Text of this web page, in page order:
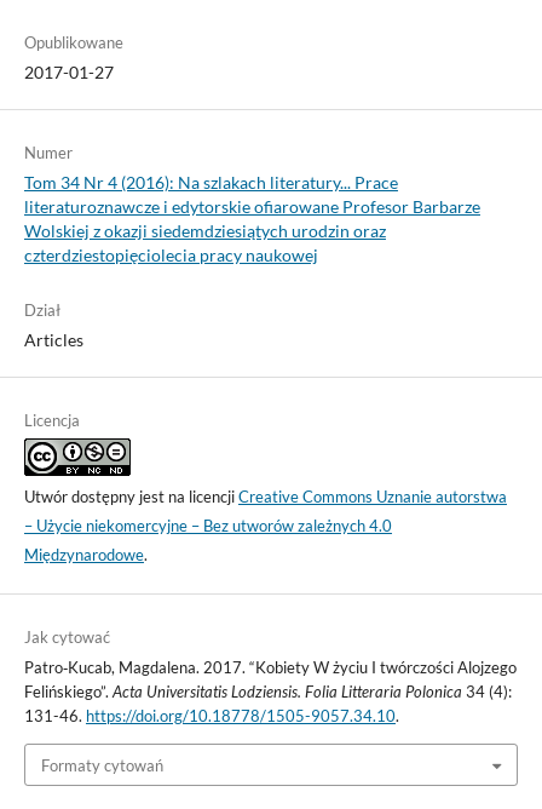
Opublikowane
2017-01-27
Numer
Tom 34 Nr 4 (2016): Na szlakach literatury... Prace
literaturoznawcze i edytorskie ofiarowane Profesor Barbarze
Wolskiej z okazji siedemdziesiątych urodzin oraz
czterdziestopięciolecia pracy naukowej
Dział
Articles
Licencja
Utwór dostępny jest na licencjiCreative Commons Uznanie autorstwa
– Użycie niekomercyjne – Bez utworów zależnych 4.0
Międzynarodowe.
Jak cytować
Patro‑Kucab, Magdalena. 2017. “Kobiety W życiu I twórczości Alojzego
Felińskiego”.Acta Universitatis Lodziensis. Folia Litteraria Polonica 34 (4):
131-46. https://doi.org/10.18778/1505-9057.34.10.
Formaty cytowań